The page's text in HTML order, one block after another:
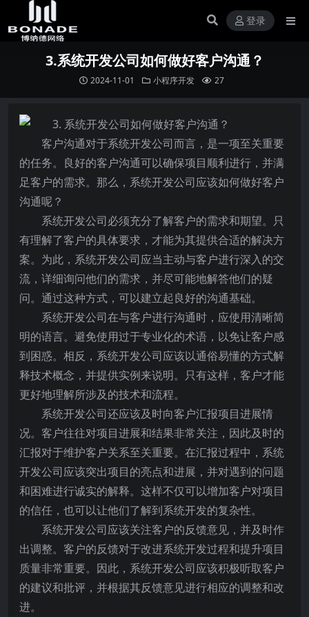
登录
3.系统开发公司如何做好客户沟通？
2024-11-01 小程序开发 27
客户沟通对于系统开发公司而言，是一项至关重要
的任务。良好的客户沟通可以确保项目顺利进行，并满
足客户的需求。那么，系统开发公司应该如何做好客户
沟通呢？
系统开发公司必须充分了解客户的需求和期望。只
有理解了客户的具体要求，才能为其提供合适的解决方
案。为此，系统开发公司应当主动与客户进行深入的交
流，详细询问他们的需求，并尽可能地解答他们的疑
问。通过这种方式，可以建立起良好的沟通基础。
系统开发公司在与客户进行沟通时，应使用清晰简
明的语言。避免使用过于专业化的术语，以免让客户感
到困惑。相反，系统开发公司应该以通俗易懂的方式解
释技术概念，并提供实例来说明。只有这样，客户才能
更好地理解所涉及的技术和流程。
系统开发公司还应该及时向客户汇报项目进展情
况。客户往往对项目进展和结果非常关注，因此及时的
汇报对于维护客户关系至关重要。在汇报过程中，系统
开发公司应该突出项目的亮点和进展，并对遇到的问题
和困难进行诚实的解释。这样不仅可以增加客户对项目
的信任，也可以让他们了解到系统开发的复杂性。
系统开发公司应该关注客户的反馈意见，并及时作
出调整。客户的反馈对于改进系统开发过程和提升项目
质量非常重要。因此，系统开发公司应该积极听取客户
的建议和批评，并根据其反馈意见进行相应的调整和改
进。